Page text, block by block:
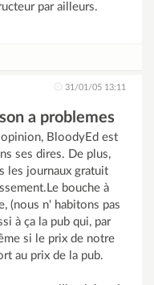
par ailleurs.
31/01/05 13:11
a problemes
BloodyEd est
ses dires. De plus,
les journaux gratuit
bouche à
(nous n' habitons pas
à ça la pub qui, par
si le prix de notre
au prix de la pub.